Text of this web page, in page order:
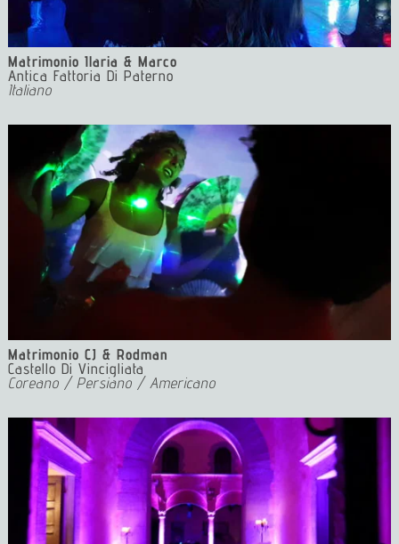
Matrimonio Ilaria & Marco
Antica Fattoria Di Paterno
Italiano
Matrimonio CJ & Rodman
Castello Di Vincigliata
Coreano / Persiano / Americano